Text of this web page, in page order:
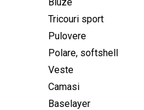
Tricouri sport
Pulovere
Polare, softshell
Veste
Camasi
Baselayer